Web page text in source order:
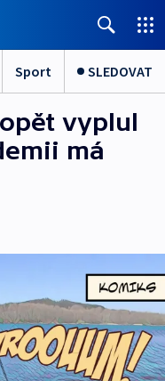
Sport SLEDOVAT
vyplul
má